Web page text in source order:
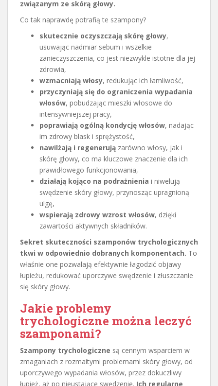
związanym ze skórą głowy.
Co tak naprawdę potrafią te szampony?
skutecznie oczyszczają skórę głowy,
usuwając nadmiar sebum i wszelkie
zanieczyszczenia, co jest niezwykle istotne dla jej
zdrowia,
wzmacniają włosy, redukując ich łamliwość,
przyczyniają się do ograniczenia wypadania
włosów, pobudzając mieszki włosowe do
intensywniejszej pracy,
poprawiają ogólną kondycję włosów, nadając
im zdrowy blask i sprężystość,
nawilżają i regenerują zarówno włosy, jak i
skórę głowy, co ma kluczowe znaczenie dla ich
prawidłowego funkcjonowania,
działają kojąco na podrażnienia i niwelują
swędzenie skóry głowy, przynosząc upragnioną
ulgę,
wspierają zdrowy wzrost włosów, dzięki
zawartości aktywnych składników.
Sekret skuteczności szamponów trychologicznych
tkwi w odpowiednio dobranych komponentach. To
właśnie one pozwalają efektywnie łagodzić objawy
łupieżu, redukować uporczywe swędzenie i złuszczanie
się skóry głowy.
Jakie problemy
trychologiczne można leczyć
szamponami?
Szampony trychologiczne są cennym wsparciem w
zmaganiach z rozmaitymi problemami skóry głowy, od
uporczywego wypadania włosów, przez dokuczliwy
łupież, aż po nieustające swędzenie. Ich regularne